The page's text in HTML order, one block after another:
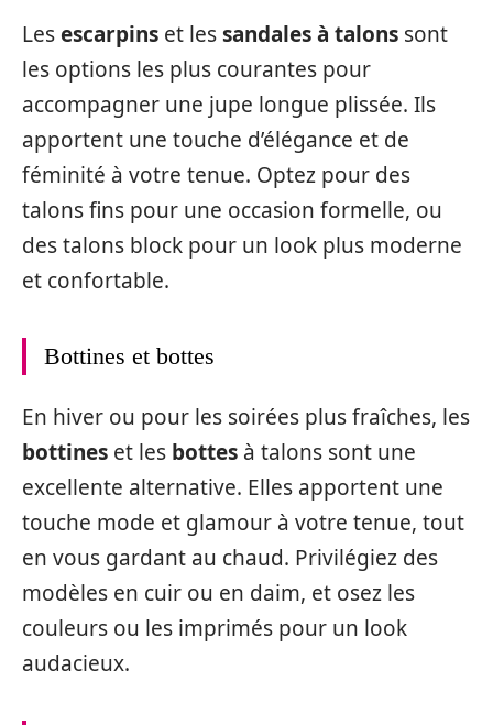
Lesescarpins et lessandales à talons sont
les options les plus courantes pour
accompagner une jupe longue plissée. Ils
apportent une touche d’élégance et de
féminité à votre tenue. Optez pour des
talons fins pour une occasion formelle, ou
des talons block pour un look plus moderne
et confortable.
Bottines et bottes
En hiver ou pour les soirées plus fraîches, les
bottines et les bottes à talons sont une
excellente alternative. Elles apportent une
touche mode et glamour à votre tenue, tout
en vous gardant au chaud. Privilégiez des
modèles en cuir ou en daim, et osez les
couleurs ou les imprimés pour un look
audacieux.